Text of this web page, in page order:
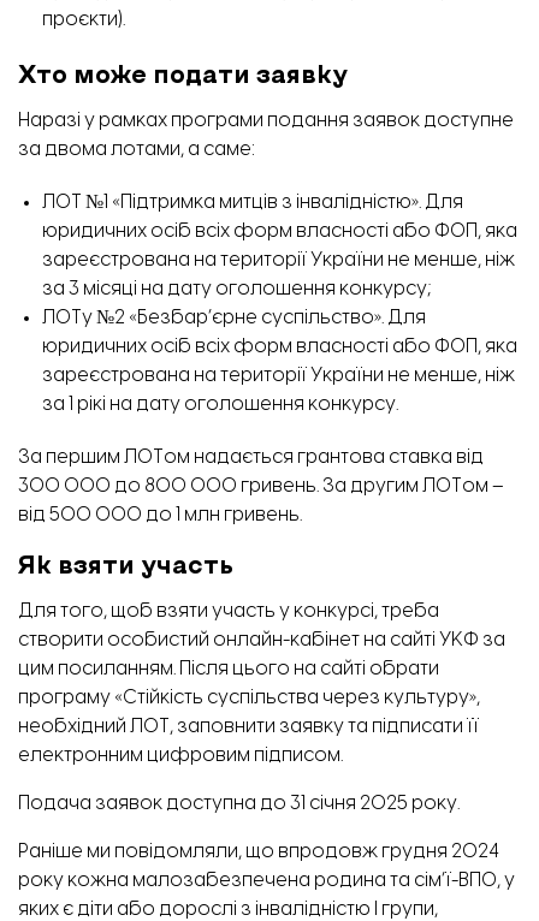
проєкти).
Хто може подати заявку
Наразі у рамках програми подання заявок доступне
за двома лотами, а саме:
ЛОТ №1 «Підтримка митців з інвалідністю». Для
юридичних осіб всіх форм власності або ФОП, яка
зареєстрована на території України не менше, ніж
за 3 місяці на дату оголошення конкурсу;
ЛОТу №2 «Безбар’єрне суспільство». Для
юридичних осіб всіх форм власності або ФОП, яка
зареєстрована на території України не менше, ніж
за 1 рікі на дату оголошення конкурсу.
За першим ЛОТом надається грантова ставка від
300 000 до 800 000 гривень. За другим ЛОТом –
від 500 000 до 1 млн гривень.
Як взяти участь
Для того, щоб взяти участь у конкурсі, треба
створити особистий онлайн-кабінет на сайті УКФ за
цим посиланням. Після цього на сайті обрати
програму «Стійкість суспільства через культуру»,
необхідний ЛОТ, заповнити заявку та підписати її
електронним цифровим підписом.
Подача заявок доступна до 31 січня 2025 року.
Раніше ми повідомляли, що впродовж грудня 2024
року кожна малозабезпечена родина та сім’ї-ВПО, у
яких є діти або дорослі з інвалідністю І групи,